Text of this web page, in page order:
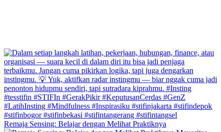
Remaja Sensing: Belajar dengan Melihat Praktiknya